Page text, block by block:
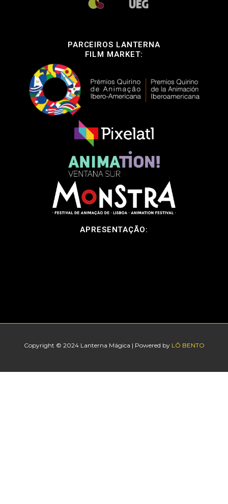
PARCEIROS LANTERNA
FILM MARKET:
APRESENTAÇÃO:
Copyright © 2024 Lanterna Mágica | Powered by LÔ BENTO